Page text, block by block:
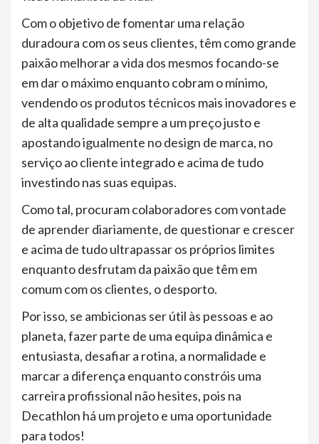
Com o objetivo de fomentar uma relação
duradoura com os seus clientes, têm como grande
paixão melhorar a vida dos mesmos focando-se
em dar o máximo enquanto cobram o mínimo,
vendendo os produtos técnicos mais inovadores e
de alta qualidade sempre a um preço justo e
apostando igualmente no design de marca, no
serviço ao cliente integrado e acima de tudo
investindo nas suas equipas.
Como tal, procuram colaboradores com vontade
de aprender diariamente, de questionar e crescer
e acima de tudo ultrapassar os próprios limites
enquanto desfrutam da paixão que têm em
comum com os clientes, o desporto.
Por isso, se ambicionas ser útil às pessoas e ao
planeta, fazer parte de uma equipa dinâmica e
entusiasta, desafiar a rotina, a normalidade e
marcar a diferença enquanto constróis uma
carreira profissional não hesites, pois na
Decathlon há um projeto e uma oportunidade
para todos!